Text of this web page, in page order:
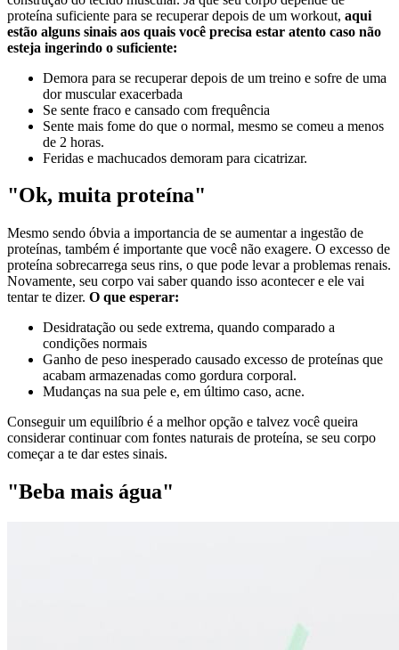
proteína suficiente para se recuperar depois de um workout, aqui
estão alguns sinais aos quais você precisa estar atento caso não
esteja ingerindo o suficiente:
Demora para se recuperar depois de um treino e sofre de uma
dor muscular exacerbada
Se sente fraco e cansado com frequência
Sente mais fome do que o normal, mesmo se comeu a menos
de 2 horas.
Feridas e machucados demoram para cicatrizar.
"Ok, muita proteína"
Mesmo sendo óbvia a importancia de se aumentar a ingestão de
proteínas, também é importante que você não exagere. O excesso de
proteína sobrecarrega seus rins, o que pode levar a problemas renais.
Novamente, seu corpo vai saber quando isso acontecer e ele vai
tentar te dizer. O que esperar:
Desidratação ou sede extrema, quando comparado a
condições normais
Ganho de peso inesperado causado excesso de proteínas que
acabam armazenadas como gordura corporal.
Mudanças na sua pele e, em último caso, acne.
Conseguir um equilíbrio é a melhor opção e talvez você queira
considerar continuar com fontes naturais de proteína, se seu corpo
começar a te dar estes sinais.
"Beba mais água"